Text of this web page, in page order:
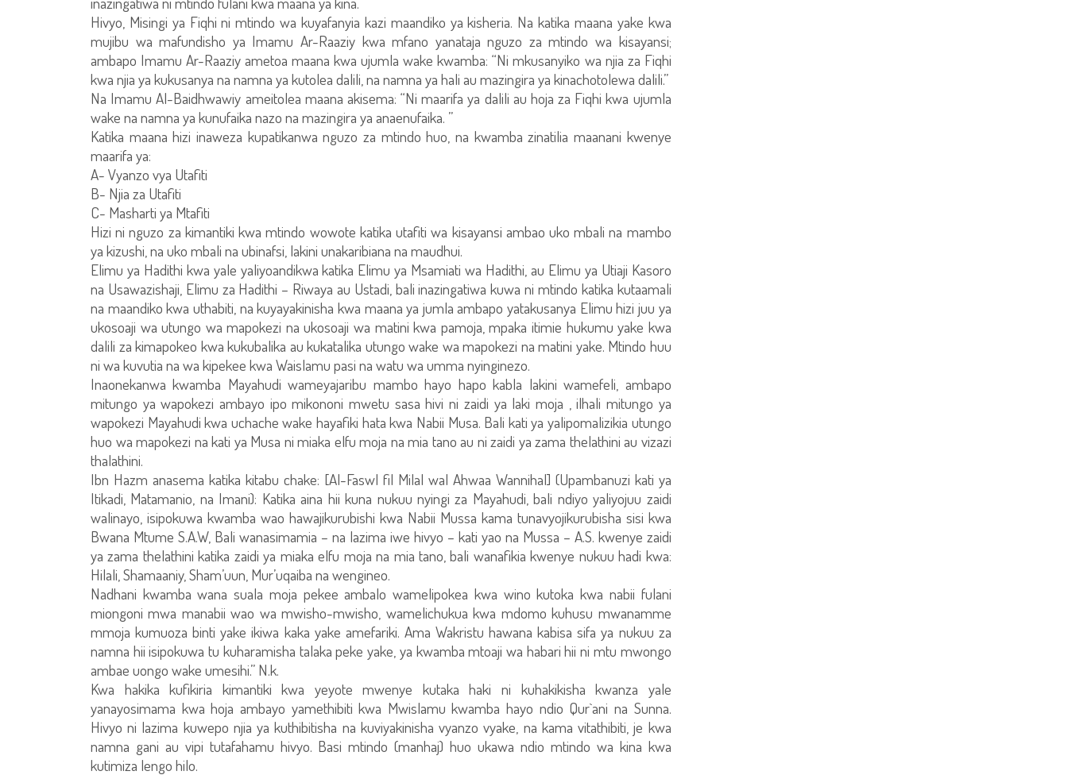
Hivyo, Misingi ya Fiqhi ni mtindo wa kuyafanyia kazi maandiko ya kisheria. Na katika maana yake kwa
mujibu wa mafundisho ya Imamu Ar-Raaziy kwa mfano yanataja nguzo za mtindo wa kisayansi;
ambapo Imamu Ar-Raaziy ametoa maana kwa ujumla wake kwamba: “Ni mkusanyiko wa njia za Fiqhi
kwa njia ya kukusanya na namna ya kutolea dalili, na namna ya hali au mazingira ya kinachotolewa dalili.”
Na Imamu Al-Baidhwawiy ameitolea maana akisema: “Ni maarifa ya dalili au hoja za Fiqhi kwa ujumla
wake na namna ya kunufaika nazo na mazingira ya anaenufaika. ”
Katika maana hizi inaweza kupatikanwa nguzo za mtindo huo, na kwamba zinatilia maanani kwenye
maarifa ya:
A- Vyanzo vya Utafiti
B- Njia za Utafiti
C- Masharti ya Mtafiti
Hizi ni nguzo za kimantiki kwa mtindo wowote katika utafiti wa kisayansi ambao uko mbali na mambo
ya kizushi, na uko mbali na ubinafsi, lakini unakaribiana na maudhui.
Elimu ya Hadithi kwa yale yaliyoandikwa katika Elimu ya Msamiati wa Hadithi, au Elimu ya Utiaji Kasoro
na Usawazishaji, Elimu za Hadithi – Riwaya au Ustadi, bali inazingatiwa kuwa ni mtindo katika kutaamali
na maandiko kwa uthabiti, na kuyayakinisha kwa maana ya jumla ambapo yatakusanya Elimu hizi juu ya
ukosoaji wa utungo wa mapokezi na ukosoaji wa matini kwa pamoja, mpaka itimie hukumu yake kwa
dalili za kimapokeo kwa kukubalika au kukatalika utungo wake wa mapokezi na matini yake. Mtindo huu
ni wa kuvutia na wa kipekee kwa Waislamu pasi na watu wa umma nyinginezo.
Inaonekanwa kwamba Mayahudi wameyajaribu mambo hayo hapo kabla lakini wamefeli, ambapo
mitungo ya wapokezi ambayo ipo mikononi mwetu sasa hivi ni zaidi ya laki moja , ilhali mitungo ya
wapokezi Mayahudi kwa uchache wake hayafiki hata kwa Nabii Musa. Bali kati ya yalipomalizikia utungo
huo wa mapokezi na kati ya Musa ni miaka elfu moja na mia tano au ni zaidi ya zama thelathini au vizazi
thalathini.
Ibn Hazm anasema katika kitabu chake: [Al-Faswl fil Milal wal Ahwaa Wannihal] (Upambanuzi kati ya
Itikadi, Matamanio, na Imani): Katika aina hii kuna nukuu nyingi za Mayahudi, bali ndiyo yaliyojuu zaidi
walinayo, isipokuwa kwamba wao hawajikurubishi kwa Nabii Mussa kama tunavyojikurubisha sisi kwa
Bwana Mtume S.A.W, Bali wanasimamia – na lazima iwe hivyo – kati yao na Mussa – A.S. kwenye zaidi
ya zama thelathini katika zaidi ya miaka elfu moja na mia tano, bali wanafikia kwenye nukuu hadi kwa:
Hilali, Shamaaniy, Sham’uun, Mur’uqaiba na wengineo.
Nadhani kwamba wana suala moja pekee ambalo wamelipokea kwa wino kutoka kwa nabii fulani
miongoni mwa manabii wao wa mwisho-mwisho, wamelichukua kwa mdomo kuhusu mwanamme
mmoja kumuoza binti yake ikiwa kaka yake amefariki. Ama Wakristu hawana kabisa sifa ya nukuu za
namna hii isipokuwa tu kuharamisha talaka peke yake, ya kwamba mtoaji wa habari hii ni mtu mwongo
ambae uongo wake umesihi.” N.k.
Kwa hakika kufikiria kimantiki kwa yeyote mwenye kutaka haki ni kuhakikisha kwanza yale
yanayosimama kwa hoja ambayo yamethibiti kwa Mwislamu kwamba hayo ndio Qur`ani na Sunna.
Hivyo ni lazima kuwepo njia ya kuthibitisha na kuviyakinisha vyanzo vyake, na kama vitathibiti, je kwa
namna gani au vipi tutafahamu hivyo. Basi mtindo (manhaj) huo ukawa ndio mtindo wa kina kwa
kutimiza lengo hilo.